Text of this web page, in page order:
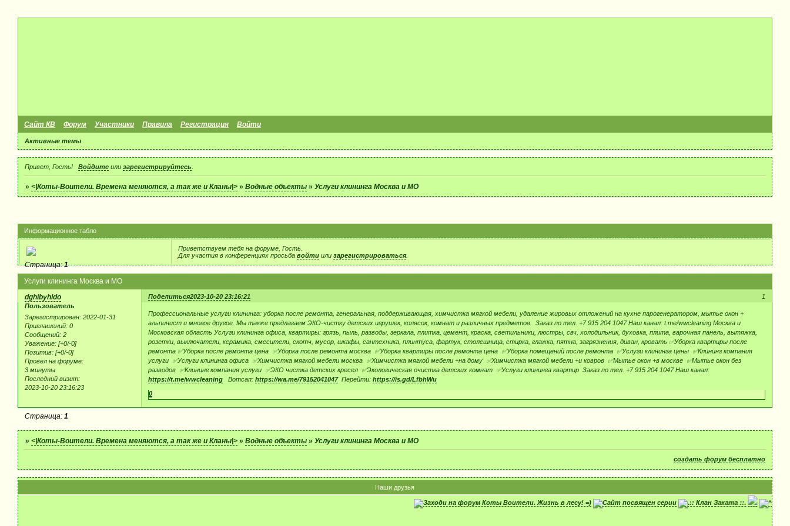
Сайт КВ Форум Участники Правила Регистрация Войти
Активные темы
Привет, Гость! Войдитеили зарегистрируйтесь
»<|Коты-Воители. Времена меняются, а так же и Кланы|> »Водные объекты »Услуги клининга Москва и МО
Информационное табло
Приветствуем тебя на форуме, Гость.
Для участия в конференциях просьба войти или зарегистрироваться.
Услуги клининга Москва и МО
Страница:1
Поделиться 1
2023-10-20 23:16:21
dghibyhldo
Пользователь
Зарегистрирован: 2022-01-31
Приглашений: 0
Сообщений: 2
Уважение: [+0/-0]
Позитив: [+0/-0]
Провел на форуме:
3 минуты
Последний визит:
2023-10-20 23:16:23
Профессиональные услуги клининга: уборка после ремонта, генеральная, поддерживающая, химчистка мягкой мебели, удаление жировых отложений на кухне парогенератором, мытье окон +
альпинист и многое другое. Мы также предлагаем ЭКО-чистку детских игрушек, колясок, комнат и различных предметов. Заказ по тел. +7 915 204 1047 Наш канал: t.me/wwcleaning Москва и
Московская область Услуги клининга офиса, квартиры: грязь, пыль, разводы, зеркала, плитка, цемент, краска, светильники, люстры, свч, холодильник, духовка, плита, варочная панель, вытяжка,
розетки, выключатели, керамика, смесители, скотч, мусор, шкафы, сантехника, плинтуса, фартук, столешница, стирка, глажка, пятна, загрязнения, диван, кровать ✅Уборка квартиры после
ремонта ✅Уборка после ремонта цена ✅Уборка после ремонта москва ✅Уборка квартиры после ремонта цена ✅Уборка помещений после ремонта ✅Услуги клининга цены ✅Клининг компания
услуги ✅Услуги клининга офиса ✅Химчистка мягкой мебели москва ✅Химчистка мягкой мебели +на дому ✅Химчистка мягкой мебели +и ковров ✅Мытье окон +в москве ✅Мытье окон без
разводов ✅Клининг компания услуги ✅ЭКО чистка детских кресел ✅Экологическая очистка детских комнат ✅Услуги клининга квартир Заказ по тел. +7 915 204 1047 Наш канал:
https://t.me/wwcleaning Вотсап:https://wa.me/79152041047Перейти:https://is.gd/LfbhWu
0
Страница:1
»<|Коты-Воители. Времена меняются, а так же и Кланы|> »Водные объекты »Услуги клининга Москва и МО
создать форум бесплатно
Наши друзья